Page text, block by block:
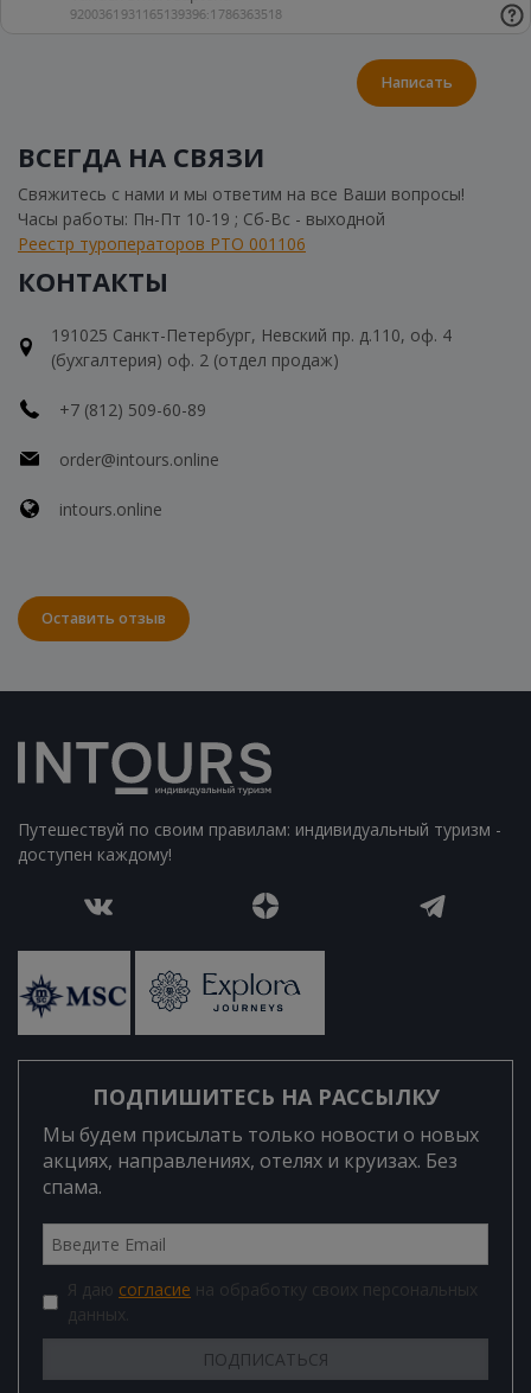
Написать
ВСЕГДА НА СВЯЗИ
Свяжитесь с нами и мы ответим на все Ваши вопросы!
Часы работы: Пн-Пт 10-19 ; Сб-Вс - выходной
Реестр туроператоров РТО 001106
КОНТАКТЫ
191025 Санкт-Петербург, Невский пр. д.110, оф. 4
(бухгалтерия) оф. 2 (отдел продаж)
+7 (812) 509-60-89
order@intours.online
intours.online
Оставить отзыв
Путешествуй по своим правилам: индивидуальный туризм -
доступен каждому!
ПОДПИШИТЕСЬ НА РАССЫЛКУ
Мы будем присылать только новости о новых
акциях, направлениях, отелях и круизах. Без
спама.
Я даю согласие на обработку своих персональных
данных.